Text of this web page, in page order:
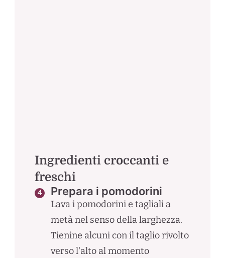
Ingredienti croccanti e
freschi
Prepara i pomodorini
Lava i pomodorini e tagliali a
metà nel senso della larghezza.
Tienine alcuni con il taglio rivolto
verso l'alto al momento